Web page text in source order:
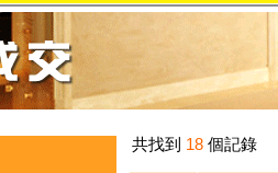
共找到 18 個記錄